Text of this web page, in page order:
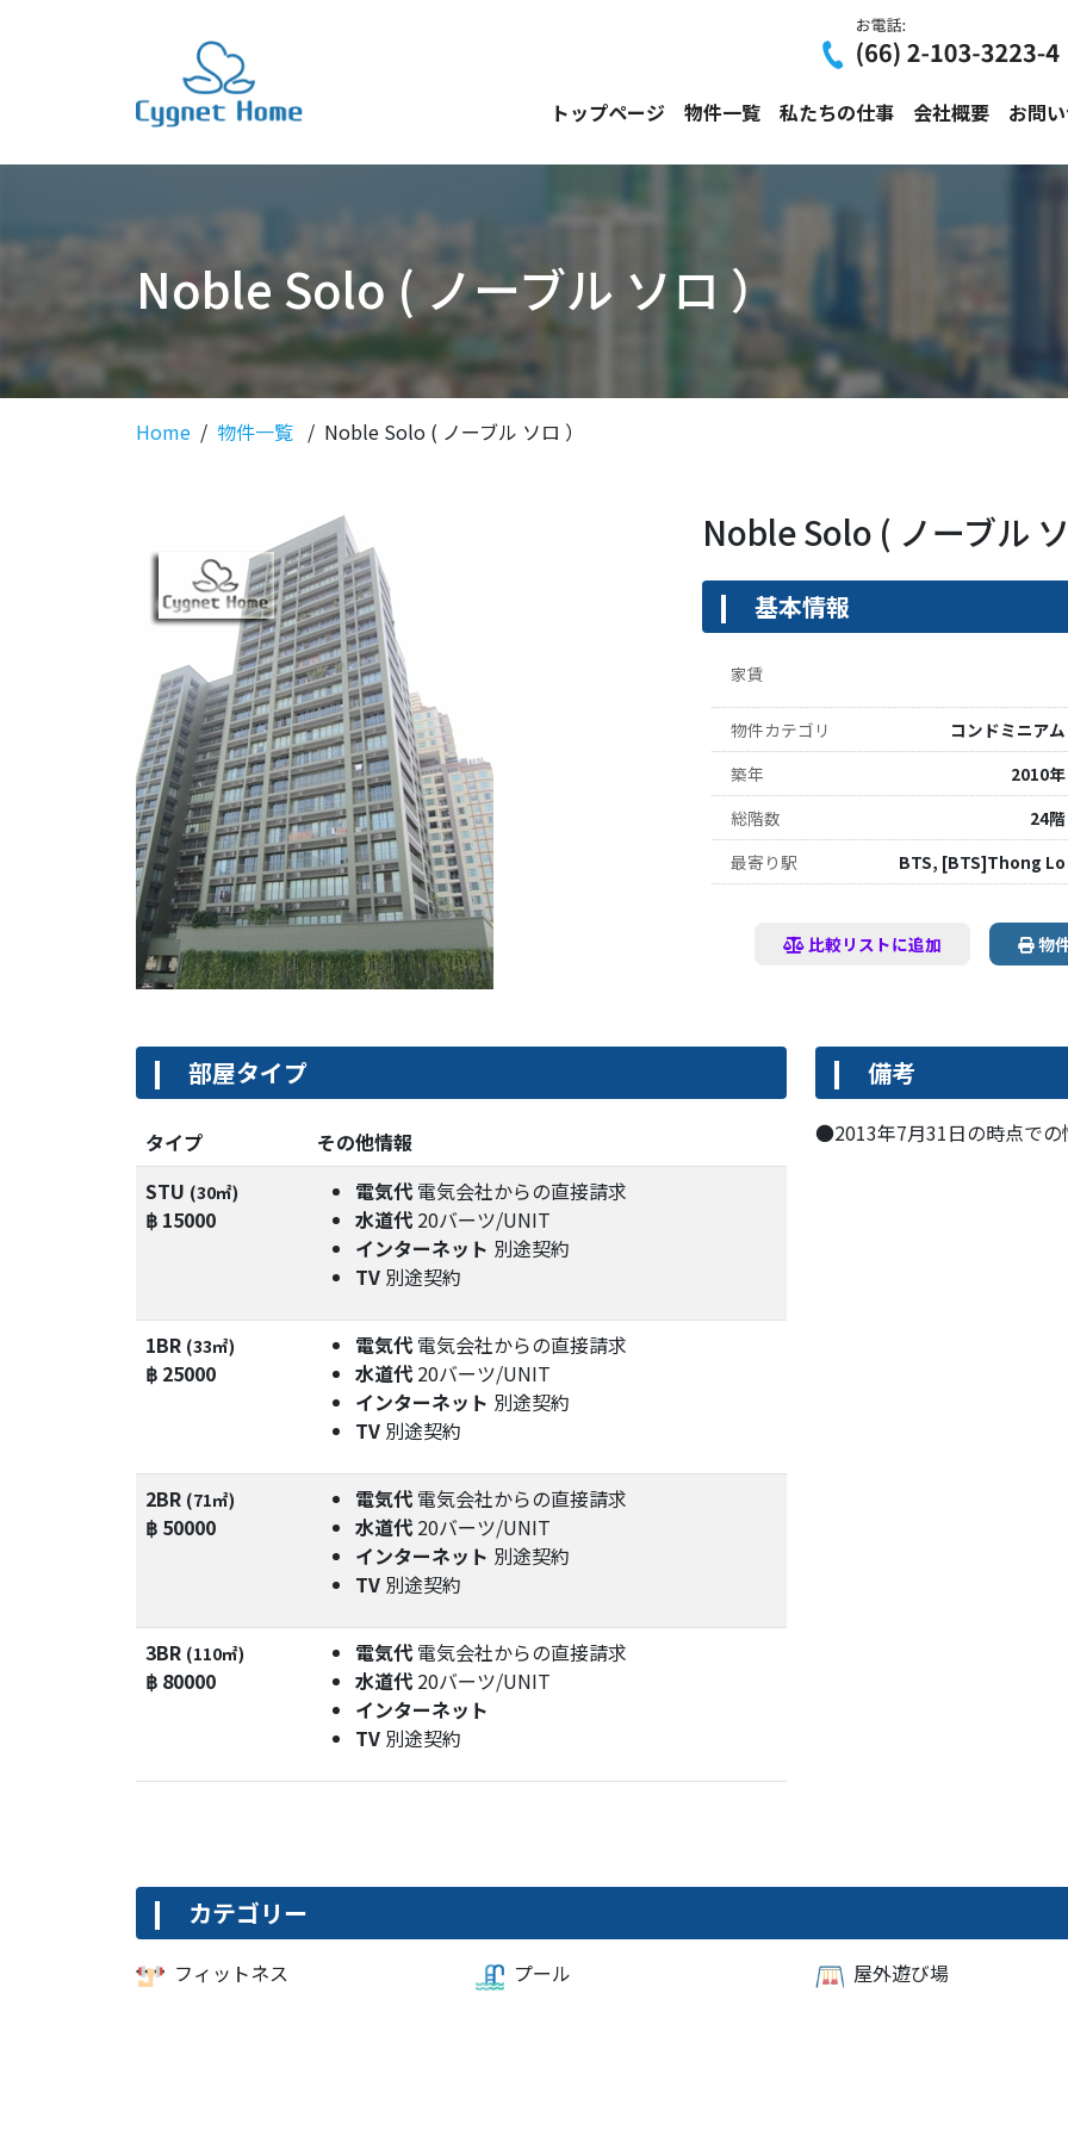
トップページ 物件一覧 私たちの仕事 会社概要 お問
Noble Solo ( ノーブル ソロ ）
Home 物件一覧 Noble Solo ( ノーブル ソロ ）
Noble Solo ( ノーブル ソ
基本情報
家賃
物件カテゴリ コンドミニアム
築年
2010年
総階数
24階
最寄り駅
BTS, [BTS]Thong Lo
比較リストに追加 物
部屋タイプ
タイプ
その他情報
STU (30㎡)
฿ 15000
電気代 電気会社からの直接請求
水道代 20バーツ/UNIT
インターネット 別途契約
TV 別途契約
1BR (33㎡)
฿ 25000
電気代 電気会社からの直接請求
水道代 20バーツ/UNIT
インターネット 別途契約
TV 別途契約
2BR (71㎡)
฿ 50000
電気代 電気会社からの直接請求
水道代 20バーツ/UNIT
インターネット 別途契約
TV 別途契約
3BR (110㎡)
฿ 80000
電気代 電気会社からの直接請求
水道代 20バーツ/UNIT
インターネット
TV 別途契約
備考
●2013年7月31日の時点での
カテゴリー
フィットネス プール 屋外遊び場